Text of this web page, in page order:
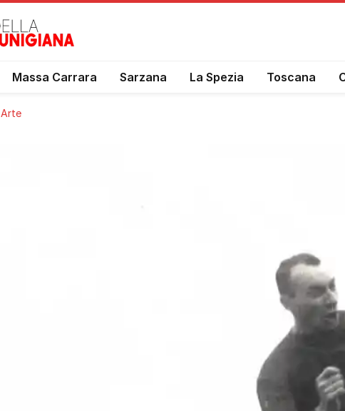
Massa Carrara Sarzana La Spezia Toscana
Arte